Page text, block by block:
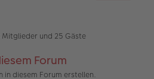
und 25 Gäste
Forum
in diesem Forum erstellen.